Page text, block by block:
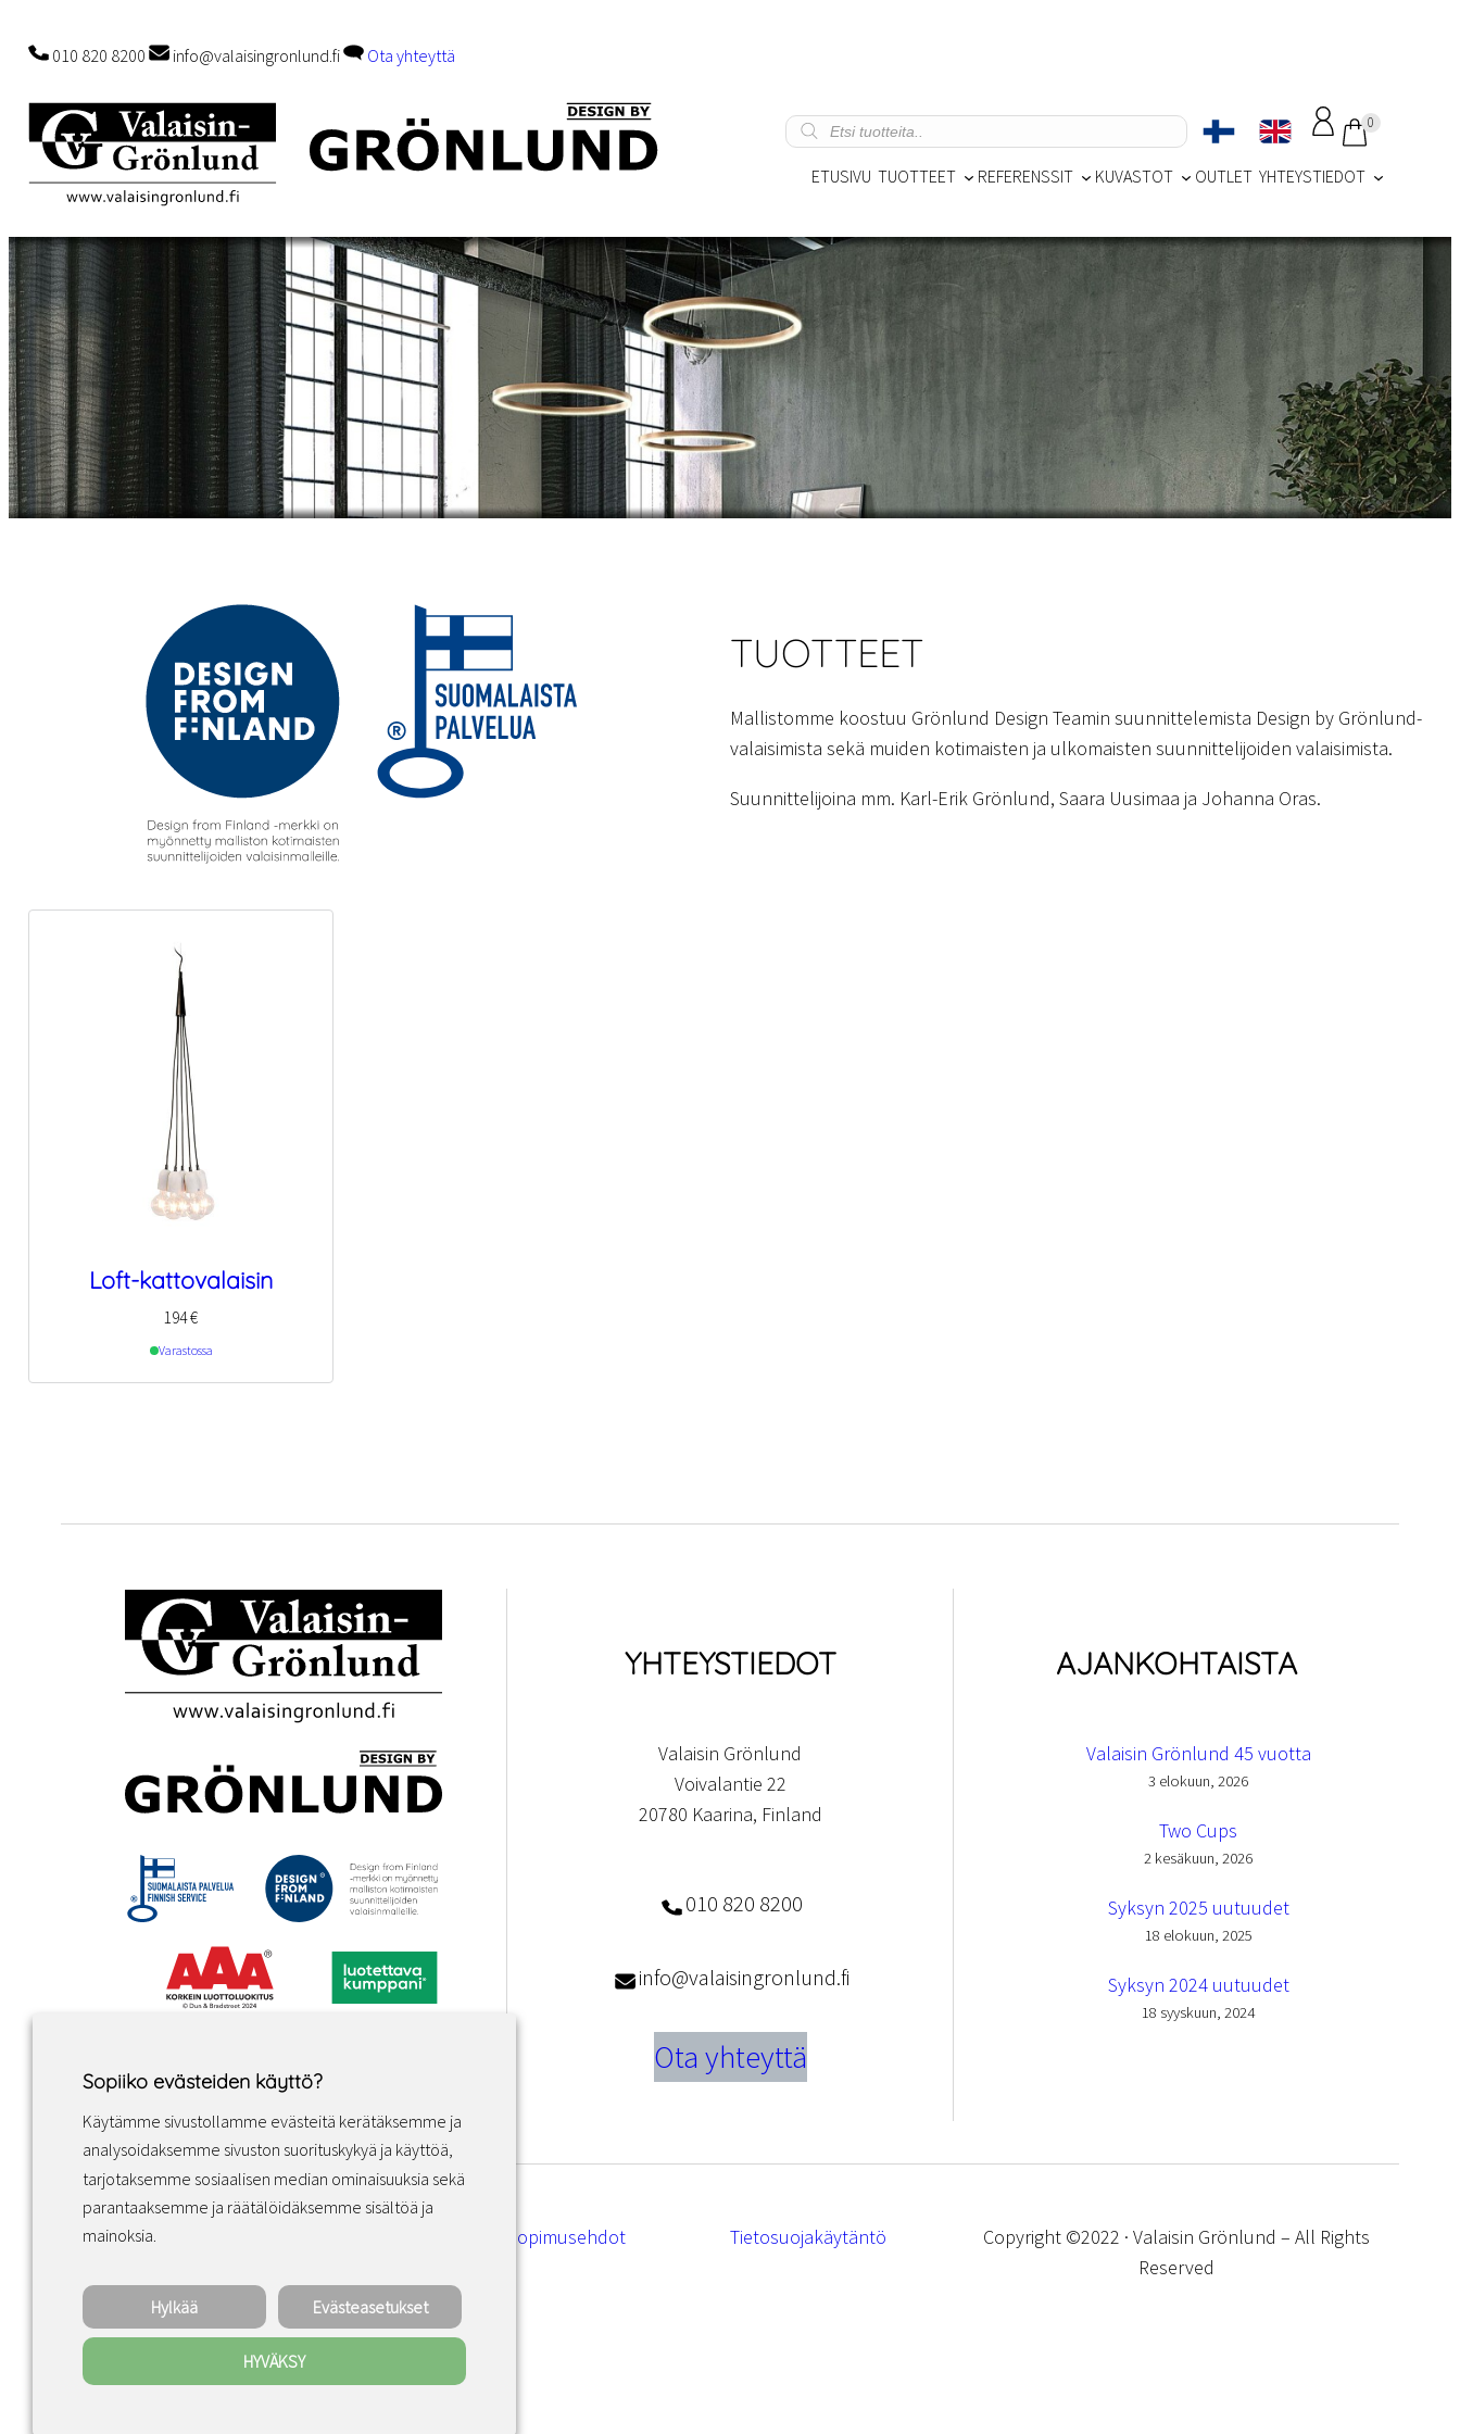
010 820 8200 info@valaisingronlund.fi Ota yhteyttä
Products
search
0
ETUSIVU TUOTTEET REFERENSSIT KUVASTOT OUTLET YHTEYSTIEDOT
TUOTTEET
Mallistomme koostuu Grönlund Design Teamin suunnittelemista Design by Grönlund-
valaisimista sekä muiden kotimaisten ja ulkomaisten suunnittelijoiden valaisimista.
Suunnittelijoina mm. Karl-Erik Grönlund, Saara Uusimaa ja Johanna Oras.
Loft-kattovalaisin
194€
Varastossa
YHTEYSTIEDOT
Valaisin Grönlund
Voivalantie 22
20780 Kaarina, Finland
010 820 8200
info@valaisingronlund.fi
Ota yhteyttä
AJANKOHTAISTA
Valaisin Grönlund 45 vuotta
3 elokuun, 2026
Two Cups
2 kesäkuun, 2026
Syksyn 2025 uutuudet
18 elokuun, 2025
Syksyn 2024 uutuudet
18 syyskuun, 2024
Sopimusehdot Tietosuojakäytäntö
Copyright ©2022 · Valaisin Grönlund – All Rights
Reserved
Sopiiko evästeiden käyttö?
Käytämme sivustollamme evästeitä kerätäksemme ja
analysoidaksemme sivuston suorituskykyä ja käyttöä,
tarjotaksemme sosiaalisen median ominaisuuksia sekä
parantaaksemme ja räätälöidäksemme sisältöä ja
mainoksia.
Hylkää Evästeasetukset
HYVÄKSY